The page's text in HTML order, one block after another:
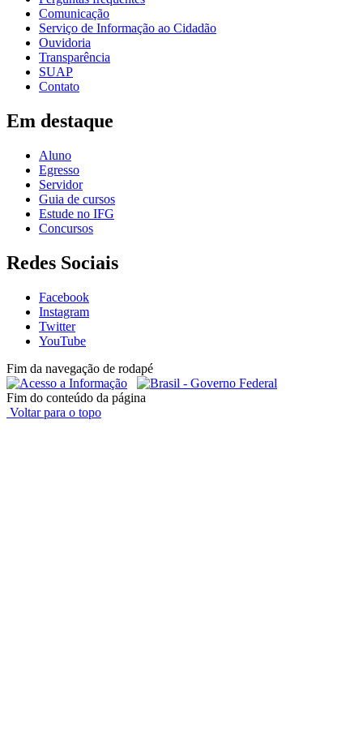
Comunicação
Serviço de Informação ao Cidadão
Ouvidoria
Transparência
SUAP
Contato
Em destaque
Aluno
Egresso
Servidor
Guia de cursos
Estude no IFG
Concursos
Redes Sociais
Facebook
Instagram
Twitter
YouTube
Fim da navegação de rodapé
Fim do conteúdo da página
Voltar para o topo